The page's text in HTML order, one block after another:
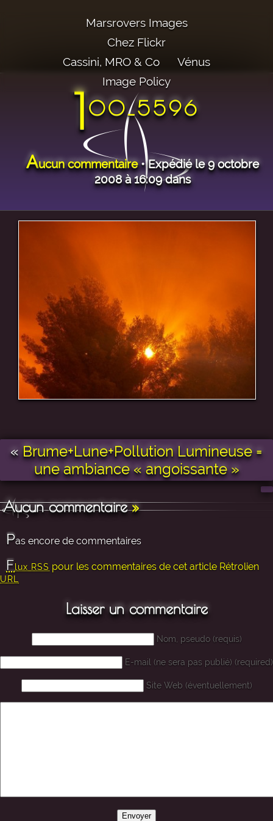
Marsrovers Images
Chez Flickr
Cassini, MRO & Co
Vénus
Image Policy
100_5596
Aucun commentaire• Expédié le 9 octobre
2008 à 16:09 dans
«Brume+Lune+Pollution Lumineuse =
une ambiance « angoissante »
Aucun commentaire»
Pas encore de commentaires
Flux RSS pour les commentaires de cet article Rétrolien
URL
Laisser un commentaire
Nom, pseudo (requis)
E-mail (ne sera pas publié) (required)
Site Web (éventuellement)